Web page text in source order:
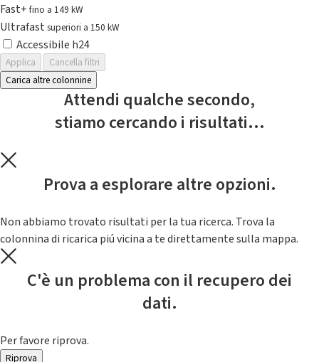
Fast+fino a 149 kW
Ultrafast superiori a 150 kW
Accessibile h24
Applica
Cancella filtri
Carica altre colonnine
Attendi qualche secondo,
stiamo cercando i risultati...
Prova a esplorare altre opzioni.
Non abbiamo trovato risultati per la tua ricerca. Trova la
colonnina di ricarica piú vicina a te direttamente sulla mappa.
C'è un problema con il recupero dei
dati.
Per favore riprova.
Riprova